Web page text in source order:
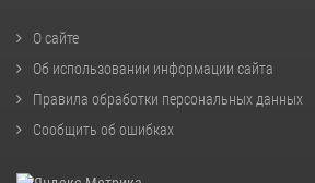
О сайте
Об использовании информации сайта
Правила обработки персональных данных
Сообщить об ошибках